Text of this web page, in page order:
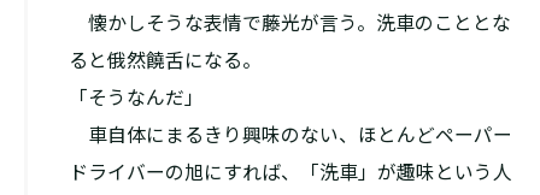
懐かしそうな表情で藤光が言う。洗車のこととな
ると俄然饒舌になる。
「そうなんだ」
車自体にまるきり興味のない、ほとんどペーパー
ドライバーの旭にすれば、「洗車」が趣味という人